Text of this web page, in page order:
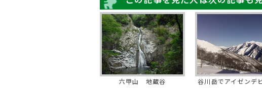
六甲山 地蔵谷 谷川岳でアイゼンデ